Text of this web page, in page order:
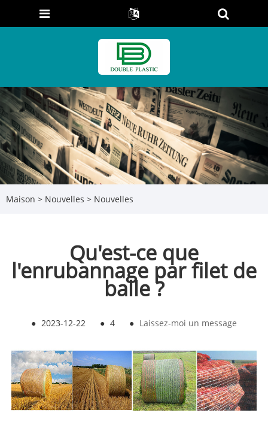
Maison > Nouvelles > Nouvelles
Qu'est-ce que
l'enrubannage par filet de
balle ?
● 2023-12-22 ● 4 ● Laissez-moi un message